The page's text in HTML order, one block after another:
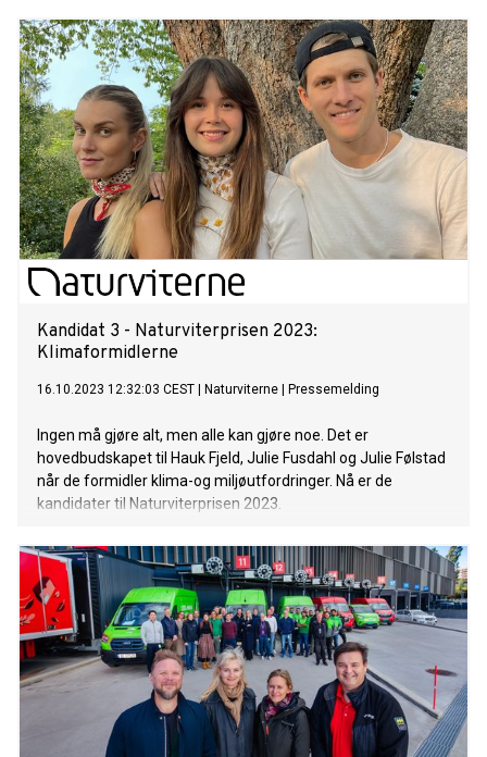
Kandidat 3 - Naturviterprisen 2023:
Klimaformidlerne
16.10.2023 12:32:03 CEST Naturviterne Pressemelding
Ingen må gjøre alt, men alle kan gjøre noe. Det er
hovedbudskapet til Hauk Fjeld, Julie Fusdahl og Julie Følstad
når de formidler klima-og miljøutfordringer. Nå er de
kandidater til Naturviterprisen 2023.